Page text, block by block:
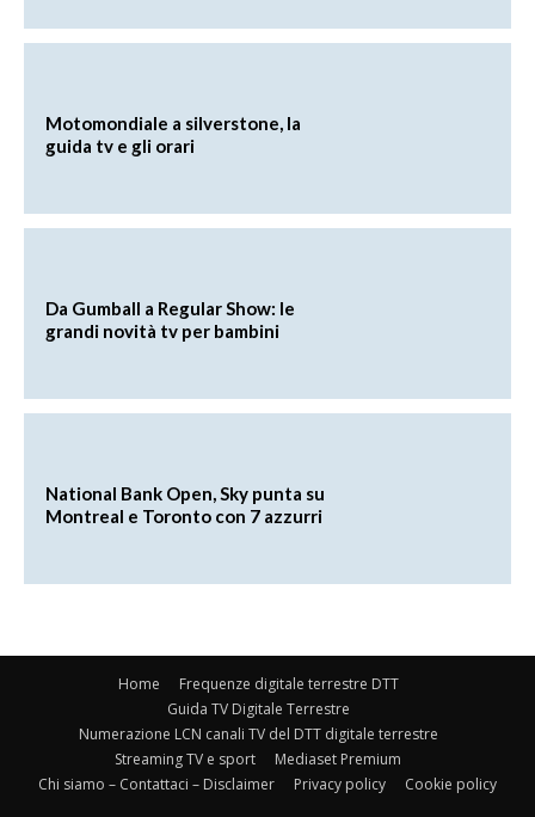
Motomondiale a silverstone, la
guida tv e gli orari
Da Gumball a Regular Show: le
grandi novità tv per bambini
National Bank Open, Sky punta su
Montreal e Toronto con 7 azzurri
Home
Frequenze digitale terrestre DTT
Guida TV Digitale Terrestre
Numerazione LCN canali TV del DTT digitale terrestre
Streaming TV e sport
Mediaset Premium
Chi siamo – Contattaci – Disclaimer
Privacy policy Cookie policy